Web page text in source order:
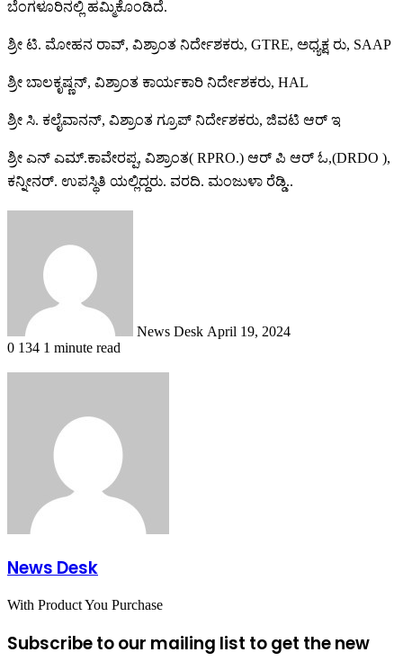
ಬೆಂಗಳೂರಿನಲ್ಲಿ ಹಮ್ಮಿಕೊಂಡಿದೆ.
ಶ್ರೀ ಟಿ. ಮೋಹನ ರಾವ್, ವಿಶ್ರಾಂತ ನಿರ್ದೇಶಕರು, GTRE, ಅಧ್ಯಕ್ಷ ರು, SAAP
ಶ್ರೀ ಬಾಲಕೃಷ್ಣನ್, ವಿಶ್ರಾಂತ ಕಾರ್ಯಕಾರಿ ನಿರ್ದೇಶಕರು, HAL
ಶ್ರೀ ಸಿ. ಕಲೈವಾನನ್, ವಿಶ್ರಾಂತ ಗ್ರೂಪ್ ನಿರ್ದೇಶಕರು, ಜಿವಟಿ ಆರ್ ಇ
ಶ್ರೀ ಎನ್ ಎಮ್.ಕಾವೇರಪ್ಪ, ವಿಶ್ರಾಂತ( RPRO.) ಆರ್ ಪಿ ಆರ್ ಓ,(DRDO ),
ಕನ್ನೀನರ್. ಉಪಸ್ಥಿತಿ ಯಲ್ಲಿದ್ದರು. ವರದಿ. ಮಂಜುಳಾ ರೆಡ್ಡಿ..
News Desk April 19, 2024
0 134 1 minute read
News Desk
With Product You Purchase
Subscribe to our mailing list to get the new